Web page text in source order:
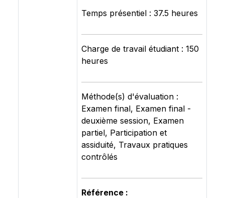
Temps présentiel : 37.5 heures
Charge de travail étudiant : 150
heures
Méthode(s) d'évaluation :
Examen final, Examen final -
deuxième session, Examen
partiel, Participation et
assiduité, Travaux pratiques
contrôlés
Référence :